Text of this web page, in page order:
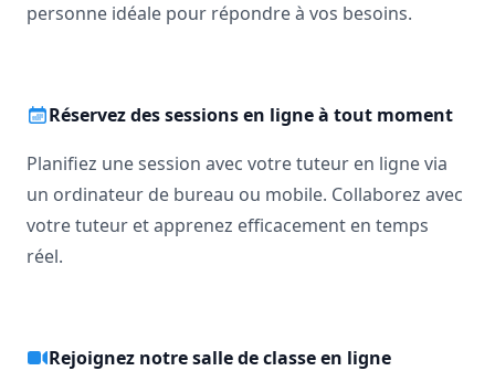
personne idéale pour répondre à vos besoins.
Réservez des sessions en ligne à tout moment
Planifiez une session avec votre tuteur en ligne via
un ordinateur de bureau ou mobile. Collaborez avec
votre tuteur et apprenez efficacement en temps
réel.
Rejoignez notre salle de classe en ligne